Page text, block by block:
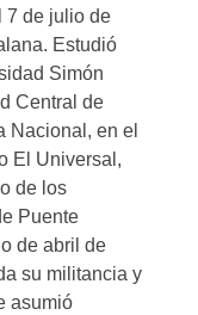
7 de julio de
Estudió
Simón
Central de
Nacional, en el
El Universal,
de los
Puente
de abril de
su militancia y
asumió